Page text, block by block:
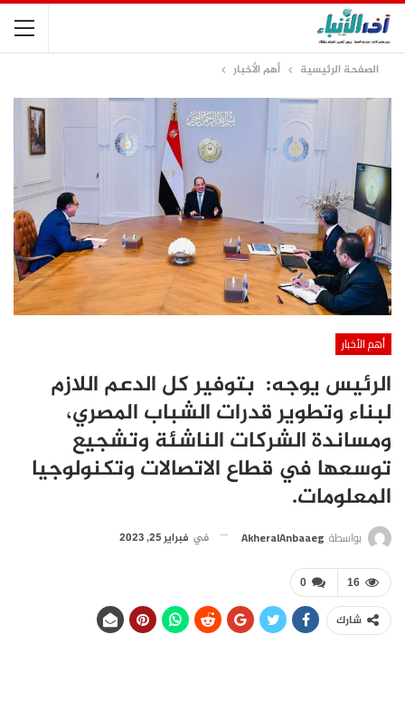
الصفحة الرئيسية أهم الأخبار
أهم الأخبار
الرئيس يوجه: بتوفير كل الدعم اللازم
لبناء وتطوير قدرات الشباب المصري،
ومساندة الشركات الناشئة وتشجيع
توسعها في قطاع الاتصالات وتكنولوجيا
المعلومات.
بواسطة AkheralAnbaaeg في فبراير 25, 2023
0 16
شارك